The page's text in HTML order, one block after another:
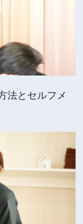
法とセルフメ